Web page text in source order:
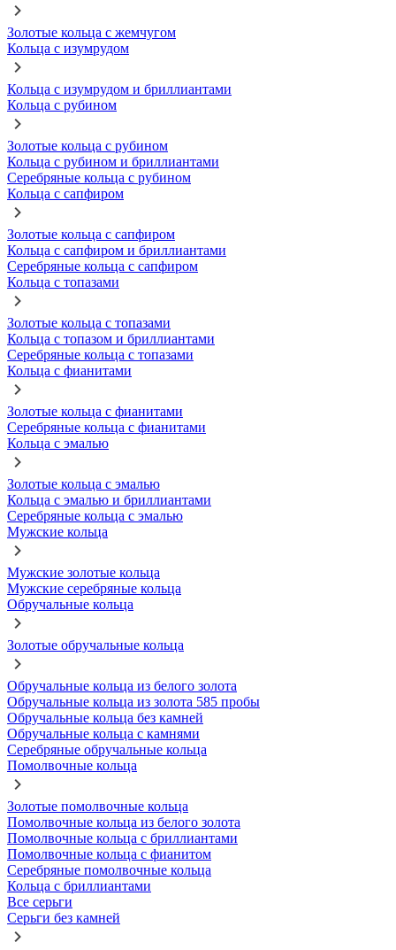
Золотые кольца с жемчугом
Кольца с изумрудом
Кольца с изумрудом и бриллиантами
Кольца с рубином
Золотые кольца с рубином
Кольца с рубином и бриллиантами
Серебряные кольца с рубином
Кольца с сапфиром
Золотые кольца с сапфиром
Кольца с сапфиром и бриллиантами
Серебряные кольца с сапфиром
Кольца с топазами
Золотые кольца с топазами
Кольца с топазом и бриллиантами
Серебряные кольца с топазами
Кольца с фианитами
Золотые кольца с фианитами
Серебряные кольца с фианитами
Кольца с эмалью
Золотые кольца с эмалью
Кольца с эмалью и бриллиантами
Серебряные кольца с эмалью
Мужские кольца
Мужские золотые кольца
Мужские серебряные кольца
Обручальные кольца
Золотые обручальные кольца
Обручальные кольца из белого золота
Обручальные кольца из золота 585 пробы
Обручальные кольца без камней
Обручальные кольца с камнями
Серебряные обручальные кольца
Помолвочные кольца
Золотые помолвочные кольца
Помолвочные кольца из белого золота
Помолвочные кольца с бриллиантами
Помолвочные кольца с фианитом
Серебряные помолвочные кольца
Кольца с бриллиантами
Все серьги
Серьги без камней